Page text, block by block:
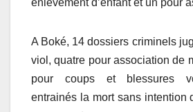
A Boké, 14 dossiers criminels
viol, quatre pour association de
pour coups et blessures
entrainés la mort sans intention